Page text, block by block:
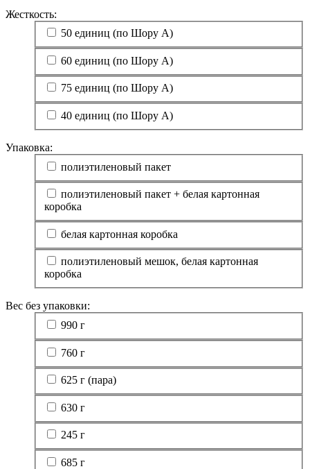
Жесткость:
50 единиц (по Шору А)
60 единиц (по Шору А)
75 единиц (по Шору А)
40 единиц (по Шору А)
Упаковка:
полиэтиленовый пакет
полиэтиленовый пакет + белая картонная
коробка
белая картонная коробка
полиэтиленовый мешок, белая картонная
коробка
Вес без упаковки:
990 г
760 г
625 г (пара)
630 г
245 г
685 г